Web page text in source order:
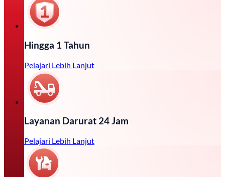
Hingga 1 Tahun
Pelajari Lebih Lanjut
Layanan Darurat 24 Jam
Pelajari Lebih Lanjut